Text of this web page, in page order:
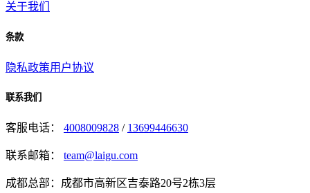
关于我们
条款
隐私政策用户协议
联系我们
客服电话： 4008009828 / 13699446630
联系邮箱： team@laigu.com
成都总部：成都市高新区吉泰路20号2栋3层